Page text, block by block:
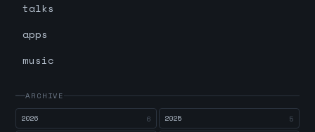
talks
apps
music
ARCHIVE
2026
6 2025 5